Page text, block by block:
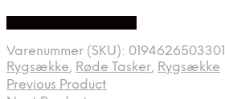
Varenummer (SKU): 0194626503301
Rygsække, Røde Tasker, Rygsække
Previous Product